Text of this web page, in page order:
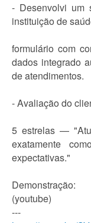
- Desenvolvi um
instituição de
formulário com
dados integrado
de atendimentos.
- Avaliação do
5 estrelas —
exatamente
expectativas."
Demonstração:
(youtube)
---